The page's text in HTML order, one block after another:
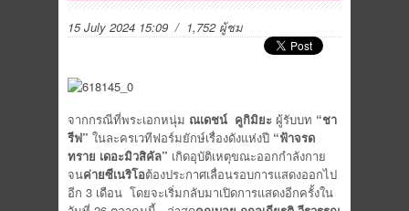
15 July 2024 15:09 / 1,752 ผู้ชม
จากกรณีที่พระเอกหนุ่ม ณเดชน์ คูกิมิยะ ผู้รับบท “ชา
รีฟ” ในละครเวทีฟอร์มยักษ์เรื่องดังแห่งปี “ฟ้าจรด
ทราย เดอะมิวสิคัล” เกิดอุบัติเหตุขณะออกกำลังกาย
จนค่ายซีเนริโอต้องประกาศเลื่อนรอบการแสดงออกไป
อีก 3 เดือน โดยจะเริ่มกลับมาเปิดการแสดงอีกครั้งใน